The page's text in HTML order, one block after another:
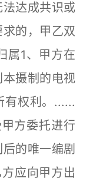
达成共识或
的，甲乙双
属1、甲方在
摄制的电视
有权利。......
方委托进行
的唯一编剧
应向甲方出